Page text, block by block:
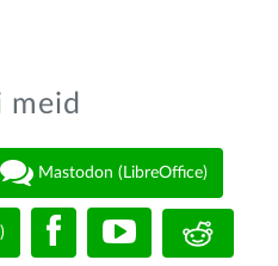
meid
Mastodon (LibreOffice)